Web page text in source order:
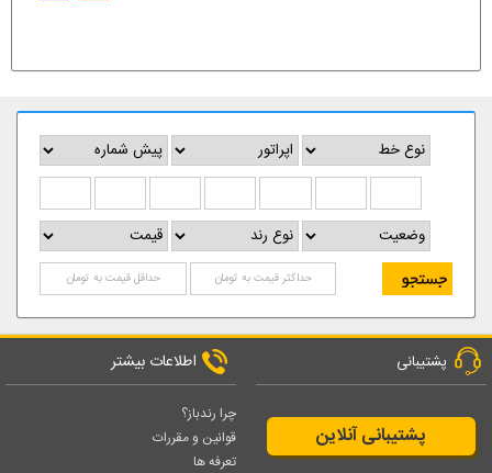
پشتیبانی
پشتیبانی آنلاین
اطلاعات بیشتر
چرا رندباز؟
قوانین و مقررات
تعرفه ها